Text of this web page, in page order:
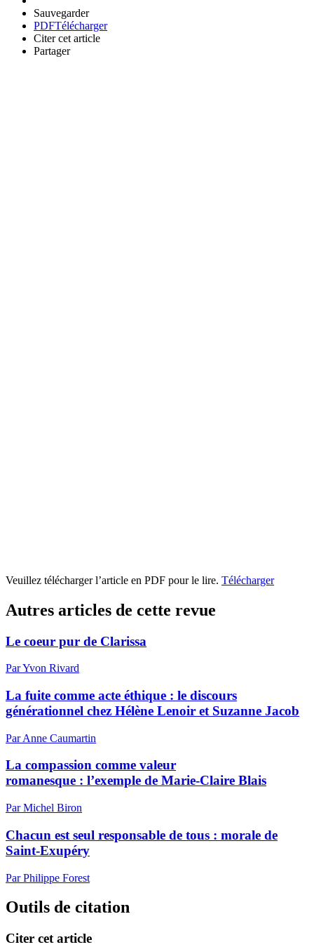
Sauvegarder
PDFTélécharger
Citer cet article
Partager
Veuillez télécharger l’article en PDF pour le lire. Télécharger
Autres articles de cette revue
Le coeur pur de Clarissa
Par Yvon Rivard
La fuite comme acte éthique : le discours
générationnel chez Hélène Lenoir et Suzanne Jacob
Par Anne Caumartin
La compassion comme valeur
romanesque : l’exemple de Marie-Claire Blais
Par Michel Biron
Chacun est seul responsable de tous : morale de
Saint-Exupéry
Par Philippe Forest
Outils de citation
Citer cet article